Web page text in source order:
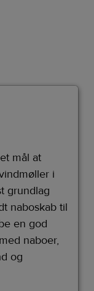
mål at
i
grundlag
naboskab til
en god
naboer,
og